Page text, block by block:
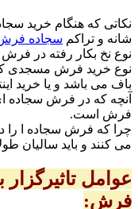
نکاتی که هنگام خرید
شانه و تراکم سجاده
نوع نخ بکار رفته در
نوع خرید فرش مسجدی که
باف می باشد و یا خرید
آنچه که در فرش سجاده
فرش است.
چرا که فرش سجاده ا را
می کنند و باید سالیان
عوامل
فرش: